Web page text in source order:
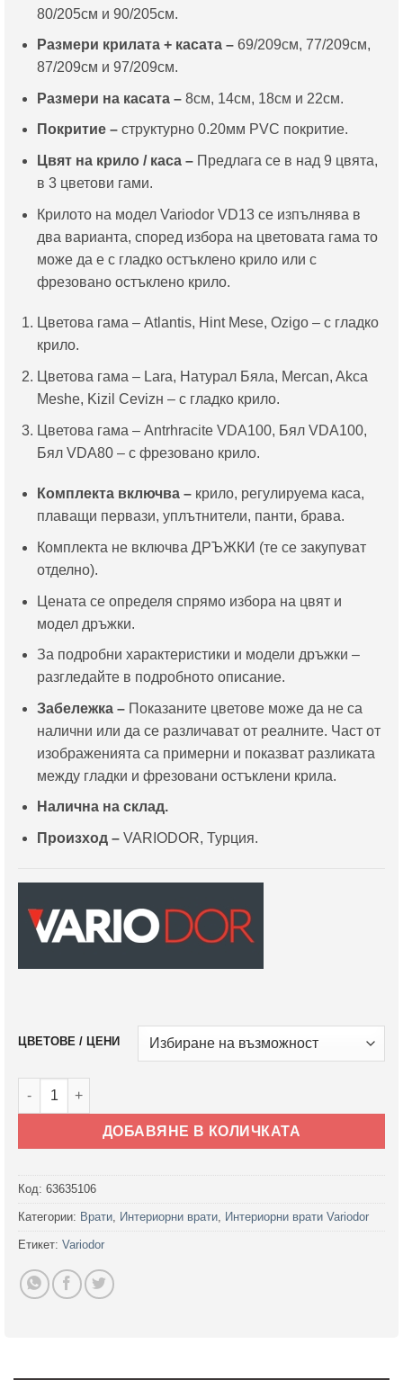
80/205см и 90/205см.
Размери крилата + касата – 69/209см, 77/209см,
87/209см и 97/209см.
Размери на касата –8см, 14см, 18см и 22см.
Покритие –структурно 0.20мм PVC покритие.
Цвят на крило / каса –Предлага се в над 9 цвята,
в 3 цветови гами.
Крилото на модел Variodor VD13 се изпълнява в
два варианта, според избора на цветовата гама то
може да е с гладко остъклено крило или с
фрезовано остъклено крило.
Цветова гама – Atlantis, Hint Mese, Ozigo – с гладко
крило.
Цветова гама – Lara, Натурал Бяла, Mercan, Akca
Meshe, Kizil Cevizн – с гладко крило.
Цветова гама – Antrhracite VDA100, Бял VDA100,
Бял VDA80 – с фрезовано крило.
Комплекта включва –крило, регулируема каса,
плаващи первази, уплътнители, панти, брава.
Комплекта не включва ДРЪЖКИ (те се закупуват
отделно).
Цената се определя спрямо избора на цвят и
модел дръжки.
За подробни характеристики и модели дръжки –
разгледайте в подробното описание.
Забележка – Показаните цветове може да не са
налични или да се различават от реалните. Част от
изображенията са примерни и показват разликата
между гладки и фрезовани остъклени крила.
Налична на склад.
Произход – VARIODOR, Турция.
ЦВЕТОВЕ / ЦЕНИ
количество за Интериорна врата Variodor модел VD13
ДОБАВЯНЕ В КОЛИЧКАТА
Код: 63635106
Категории: Врати Интериорни врати Интериорни врати Variodor
Етикет: Variodor